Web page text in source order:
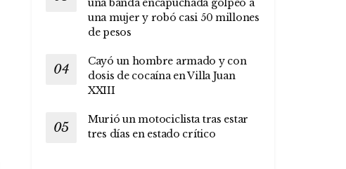
una banda encapuchada golpeó a
una mujer y robó casi 50 millones
de pesos
Cayó un hombre armado y con
dosis de cocaína en Villa Juan
XXIII
Murió un motociclista tras estar
tres días en estado crítico